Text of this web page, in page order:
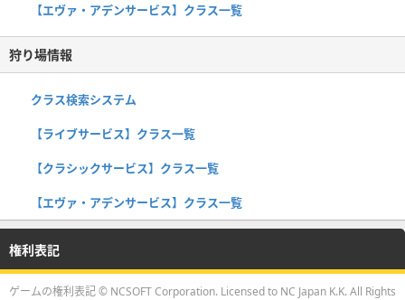
【エヴァ・アデンサービス】クラス一覧
狩り場情報
クラス検索システム
【ライブサービス】クラス一覧
【クラシックサービス】クラス一覧
【エヴァ・アデンサービス】クラス一覧
権利表記
ゲームの権利表記 © NCSOFT Corporation. Licensed to NC Japan K.K. All Rights